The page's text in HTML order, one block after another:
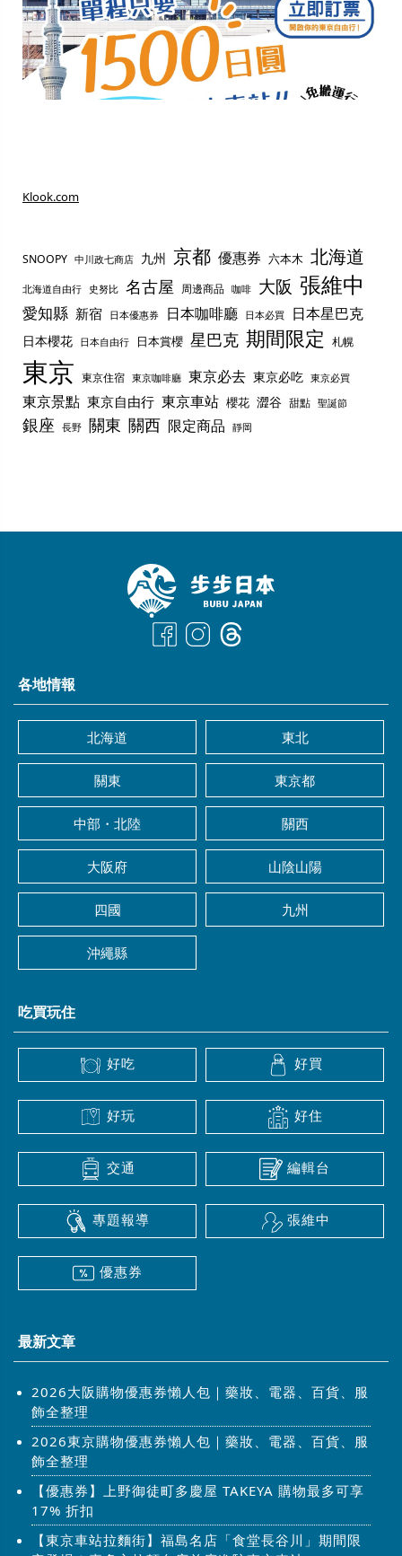
Klook.com
SNOOPY 中川政七商店 九州 京都 優惠券 六本木 北海道
北海道自由行 史努比 名古屋 周邊商品 咖啡 大阪 張維中
愛知縣 新宿 日本優惠券 日本咖啡廳 日本必買 日本星巴克
日本櫻花 日本自由行 日本賞櫻 星巴克 期間限定 札幌
東京 東京住宿 東京咖啡廳 東京必去 東京必吃 東京必買
東京景點 東京自由行 東京車站 櫻花 澀谷 甜點 聖誕節
銀座 長野 關東 關西 限定商品 靜岡
各地情報
北海道 東北
關東 東京都
中部・北陸 關西
大阪府 山陰山陽
四國 九州
沖繩縣
吃買玩住
好吃 好買
好玩 好住
交通 編輯台
專題報導 張維中
優惠券
最新文章
2026大阪購物優惠券懶人包｜藥妝、電器、百貨、服
飾全整理
2026東京購物優惠券懶人包｜藥妝、電器、百貨、服
飾全整理
【優惠券】上野御徒町多慶屋 TAKEYA 購物最多可享
17% 折扣
【東京車站拉麵街】福島名店「食堂長谷川」期間限